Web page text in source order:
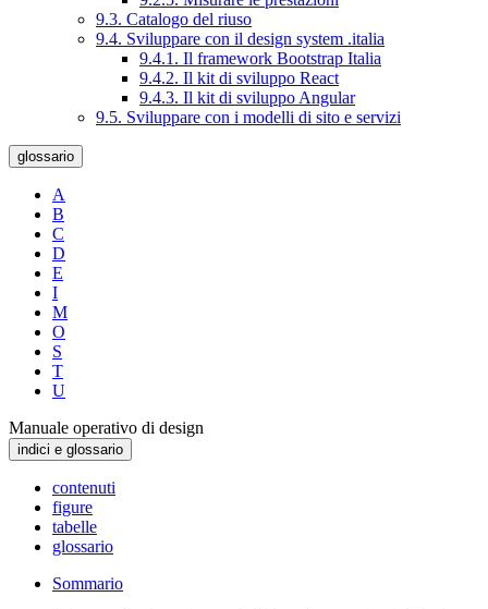
9.3. Catalogo del riuso
9.4. Sviluppare con il design system .italia
9.4.1. Il framework Bootstrap Italia
9.4.2. Il kit di sviluppo React
9.4.3. Il kit di sviluppo Angular
9.5. Sviluppare con i modelli di sito e servizi
glossario
A
B
C
D
E
I
M
O
S
T
U
Manuale operativo di design
indici e glossario
contenuti
figure
tabelle
glossario
Sommario